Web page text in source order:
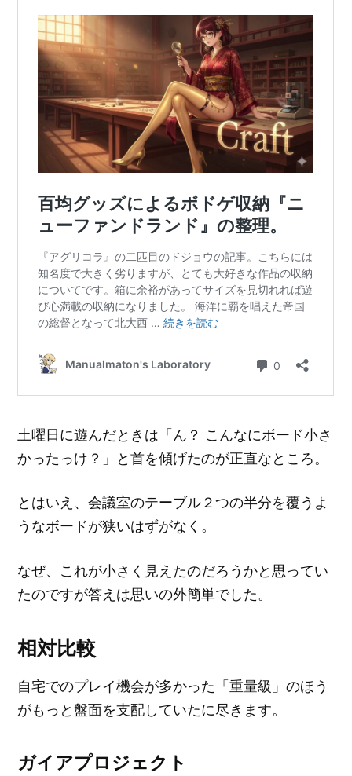
土曜日に遊んだときは「ん？ こんなにボード小さ
かったっけ？」と首を傾げたのが正直なところ。
とはいえ、会議室のテーブル２つの半分を覆うよ
うなボードが狭いはずがなく。
なぜ、これが小さく見えたのだろうかと思ってい
たのですが答えは思いの外簡単でした。
相対比較
自宅でのプレイ機会が多かった「重量級」のほう
がもっと盤面を支配していたに尽きます。
ガイアプロジェクト